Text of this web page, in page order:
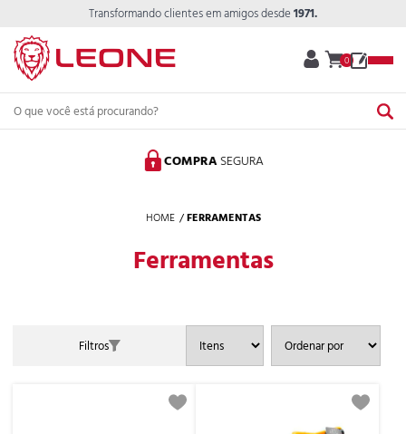
Transformando clientes em amigos desde 1971.
0
COMPRASEGURA
HOME FERRAMENTAS
Ferramentas
Filtros